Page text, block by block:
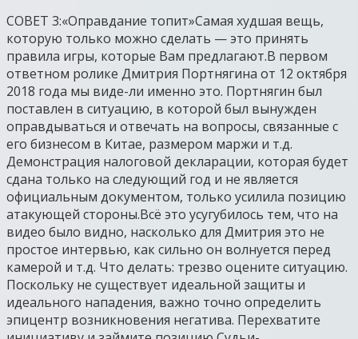
СОВЕТ 3:«Оправдание топит»Самая худшая вещь,
которую только можно сделать — это принять
правила игры, которые Вам предлагают.В первом
ответном ролике Дмитрия Портнягина от 12 октября
2018 года мы виде-ли именно это. Портнягин был
поставлен в ситуацию, в которой был вынужден
оправдываться и отвечать на вопросы, связанные с
его бизнесом в Китае, размером маржи и т.д.
Демонстрация налоговой декларации, которая будет
сдана только на следующий год и не является
официальным документом, только усилила позицию
атакующей стороны.Всё это усугубилось тем, что на
видео было видно, насколько для Дмитрия это не
простое интервью, как сильно он волнуется перед
камерой и т.д. Что делать: трезво оцените ситуацию.
Поскольку не существует идеальной защиты и
идеального нападения, важно точно определить
эпицентр возникновения негатива. Перехватите